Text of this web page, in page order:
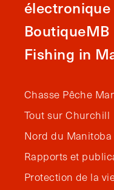
électronique
BoutiqueMB
Fishing in
Chasse Pêche
Tout sur Churchill
Nord du Manitoba
Rapports et
Protection de la